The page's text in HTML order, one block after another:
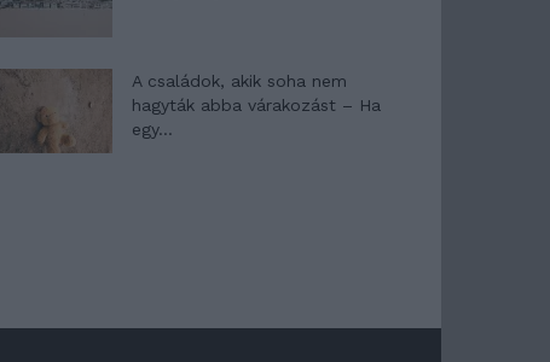
A családok, akik soha nem
hagyták abba várakozást – Ha
egy...